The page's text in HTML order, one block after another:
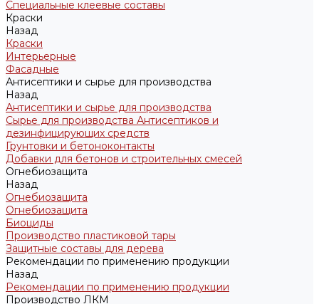
Специальные клеевые составы
Краски
Назад
Краски
Интерьерные
Фасадные
Антисептики и сырье для производства
Назад
Антисептики и сырье для производства
Сырье для производства Антисептиков и
дезинфицирующих средств
Грунтовки и бетоноконтакты
Добавки для бетонов и строительных смесей
Огнебиозащита
Назад
Огнебиозащита
Огнебиозащита
Биоциды
Производство пластиковой тары
Защитные составы для дерева
Рекомендации по применению продукции
Назад
Рекомендации по применению продукции
Производство ЛКМ